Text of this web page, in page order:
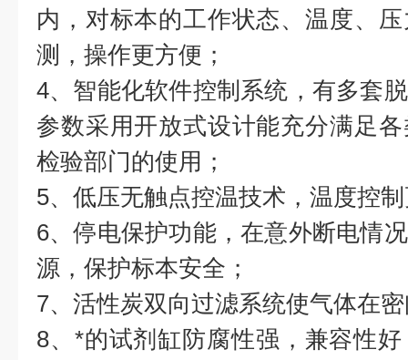
内，对标本的工作状态、温度、
测，操作更方便；
4、智能化软件控制系统，有多套
参数采用开放式设计能充分满足
检验部门的使用；
5、低压无触点控温技术，温度控
6、停电保护功能，在意外断电情
源，保护标本安全；
7、活性炭双向过滤系统使气体在
8、*的试剂缸防腐性强，兼容性